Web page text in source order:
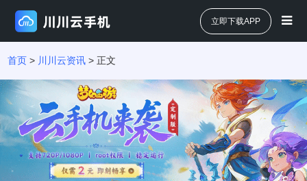
立即下载APP
首页 > 川川云资讯 > 正文